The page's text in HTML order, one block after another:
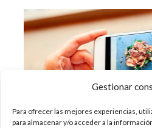
Gestionar
Para ofrecer las mejores experiencias,
para almacenar y/o acceder a la